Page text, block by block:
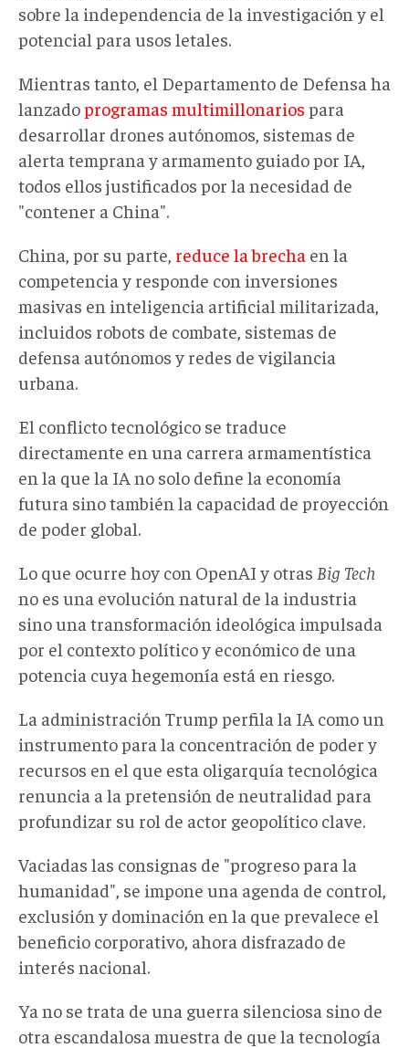
sobre la independencia de la investigación y el
potencial para usos letales.
Mientras tanto, el Departamento de Defensa ha
lanzadoprogramas multimillonarios para
desarrollar drones autónomos, sistemas de
alerta temprana y armamento guiado por IA,
todos ellos justificados por la necesidad de
"contener a China".
China, por su parte, reduce la brecha en la
competencia y responde con inversiones
masivas en inteligencia artificial militarizada,
incluidos robots de combate, sistemas de
defensa autónomos y redes de vigilancia
urbana.
El conflicto tecnológico se traduce
directamente en una carrera armamentística
en la que la IA no solo define la economía
futura sino también la capacidad de proyección
de poder global.
Lo que ocurre hoy con OpenAI y otras Big Tech
no es una evolución natural de la industria
sino una transformación ideológica impulsada
por el contexto político y económico de una
potencia cuya hegemonía está en riesgo.
La administración Trump perfila la IA como un
instrumento para la concentración de poder y
recursos en el que esta oligarquía tecnológica
renuncia a la pretensión de neutralidad para
profundizar su rol de actor geopolítico clave.
Vaciadas las consignas de "progreso para la
humanidad", se impone una agenda de control,
exclusión y dominación en la que prevalece el
beneficio corporativo, ahora disfrazado de
interés nacional.
Ya no se trata de una guerra silenciosa sino de
otra escandalosa muestra de que la tecnología